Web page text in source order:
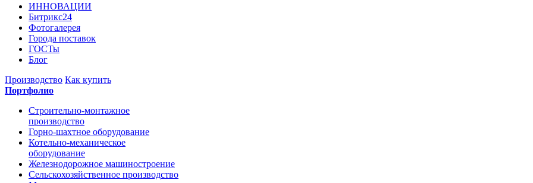
ИННОВАЦИИ
Битрикс24
Фотогалерея
Города поставок
ГОСТы
Блог
Производство Как купить
Портфолио
Строительно-монтажное
производство
Горно-шахтное оборудование
Котельно-механическое
оборудование
Железнодорожное машиностроение
Сельскохозяйственное производство